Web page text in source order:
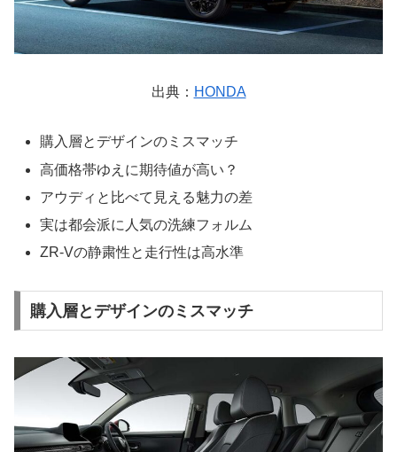
出典： HONDA
購入層とデザインのミスマッチ
高価格帯ゆえに期待値が高い？
アウディと比べて見える魅力の差
実は都会派に人気の洗練フォルム
ZR-Vの静粛性と走行性は高水準
購入層とデザインのミスマッチ